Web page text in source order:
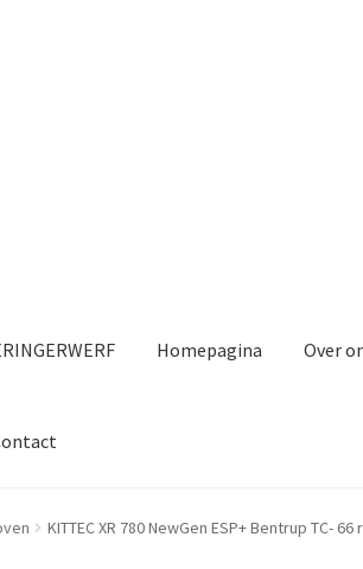
Homepagina Over
KITTEC XR 780 NewGen ESP+ Bentrup TC-